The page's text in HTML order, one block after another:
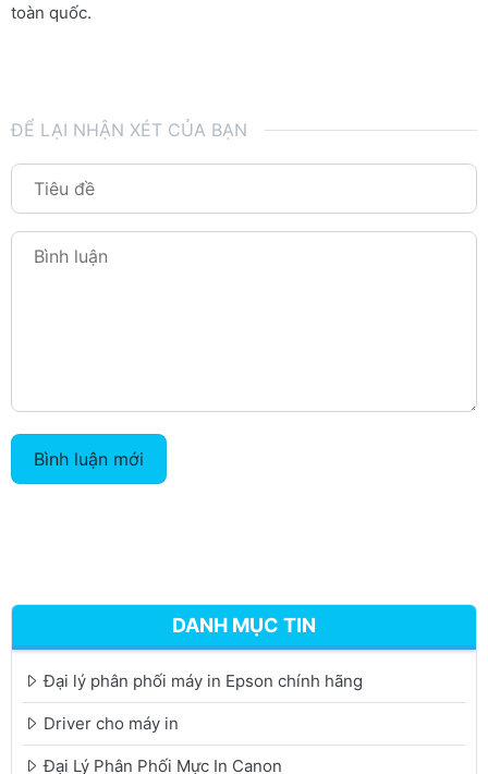
toàn quốc.
ĐỂ LẠI NHẬN XÉT CỦA BẠN
Bình luận mới
DANH MỤC TIN
Đại lý phân phối máy in Epson chính hãng
Driver cho máy in
Đại Lý Phân Phối Mực In Canon